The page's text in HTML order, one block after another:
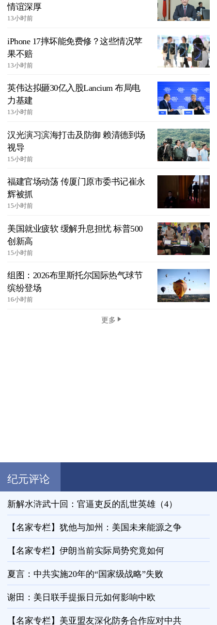
情谊深厚
13小时前
iPhone 17摔坏能免费修？这些情况苹
果不赔
13小时前
英伟达拟砸30亿入股Lancium 布局电
力基建
13小时前
汉光演习滨海打击及防御 赖清德到场
视导
15小时前
福建官场动荡 传厦门原市委书记崔永
辉被抓
15小时前
美国就业疲软 缓解升息担忧 标普500
创新高
15小时前
组图：2026布里斯托尔国际热气球节
缤纷登场
16小时前
更多
纪元评论
新解水浒武十回：官逼吏反的乱世英雄（4）
【名家专栏】犹他与加州：美国未来能源之争
【名家专栏】伊朗当前实际局势究竟如何
夏言：中共实施20年的“国家级战略”失败
谢田：美日联手提振日元如何影响中欧
【名家专栏】美亚盟友深化防务合作应对中共